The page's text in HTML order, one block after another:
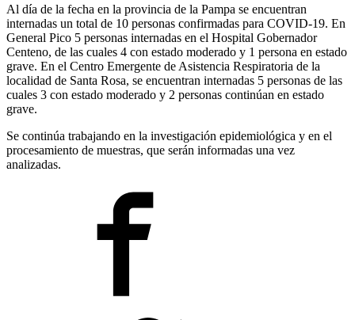
Al día de la fecha en la provincia de la Pampa se encuentran
internadas un total de 10 personas confirmadas para COVID-19. En
General Pico 5 personas internadas en el Hospital Gobernador
Centeno, de las cuales 4 con estado moderado y 1 persona en estado
grave. En el Centro Emergente de Asistencia Respiratoria de la
localidad de Santa Rosa, se encuentran internadas 5 personas de las
cuales 3 con estado moderado y 2 personas continúan en estado
grave.
Se continúa trabajando en la investigación epidemiológica y en el
procesamiento de muestras, que serán informadas una vez
analizadas.